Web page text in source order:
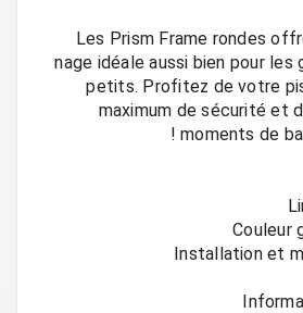
Les Prism Frame rondes
nage idéale aussi bien pour les
petits. Profitez de votre
maximum de sécurité et
Couleur grise très tendance